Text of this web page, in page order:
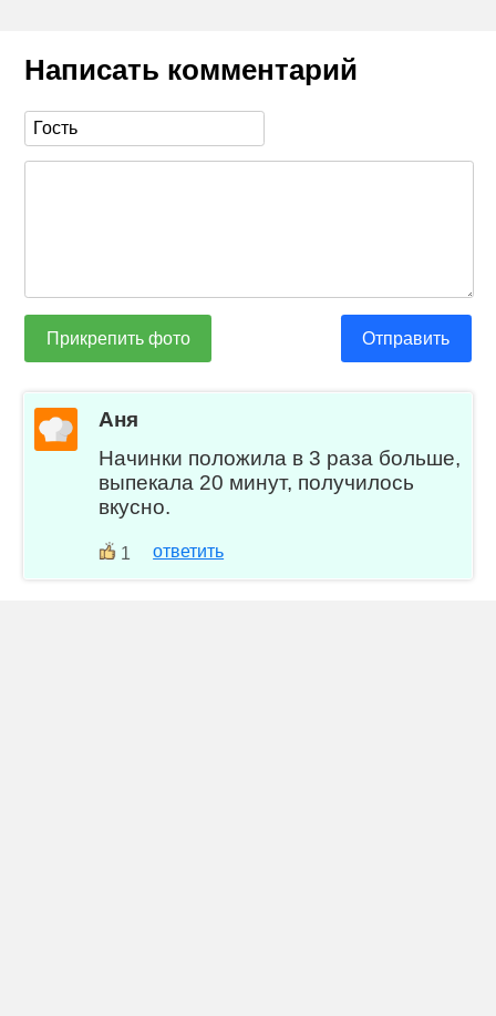
Написать комментарий
Прикрепить фото Отправить
Аня
Начинки положила в 3 раза больше,
выпекала 20 минут, получилось
вкусно.
1 ответить